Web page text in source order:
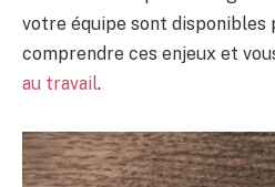
votre équipe sont disponibles
comprendre ces enjeux et
au travail.